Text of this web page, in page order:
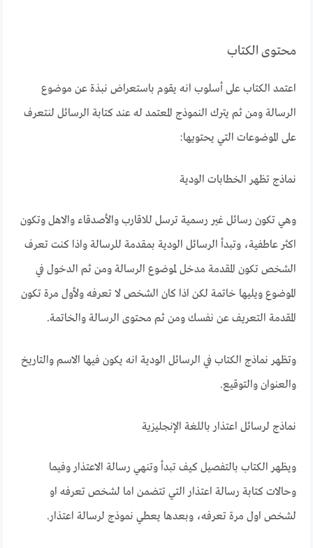
محتوى الكتاب
اعتمد الكتاب على أسلوب انه يقوم باستعراض نبذة عن موضوع
الرسالة ومن ثم يترك النموذج المعتمد له عند كتابة الرسائل لنتعرف
على الموضوعات التي يحتويها:
نماذج تظهر الخطابات الودية
وهي تكون رسائل غير رسمية ترسل للاقارب والأصدقاء والاهل وتكون
اكثر عاطفية، وتبدأ الرسائل الودية بمقدمة للرسالة واذا كنت تعرف
الشخص تكون المقدمة مدخل لموضوع الرسالة ومن ثم الدخول في
الموضوع ويليها خاتمة لكن اذا كان الشخص لا تعرفه ولأول مرة تكون
المقدمة التعريف عن نفسك ومن ثم محتوى الرسالة والخاتمة.
وتظهر نماذج الكتاب في الرسائل الودية انه يكون فيها الاسم والتاريخ
والعنوان والتوقيع.
نماذج لرسائل اعتذار باللغة الإنجليزية
ويظهر الكتاب بالتفصيل كيف تبدأ وتنهي رسالة الاعتذار وفيما
وحالات كتابة رسالة اعتذار التي تتضمن اما لشخص تعرفه او
لشخص اول مرة تعرفه، وبعدها يعطي نموذج لرسالة اعتذار.